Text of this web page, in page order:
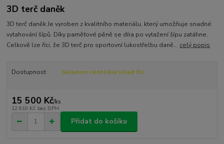
3D terč daněk
3D terč daněk Je vyroben z kvalitního materiálu, který umožňuje snadné
vytahování šípů. Díky paměťové pěně se díra po vytažení šípu zatáhne.
Celkově lze říci, že 3D terč pro sportovní lukostřelbu daně... celý popis
Dostupnost Skladem centrální sklad EU
15 500 Kč/ks
12 810 Kč bez DPH
Přidat do košíku